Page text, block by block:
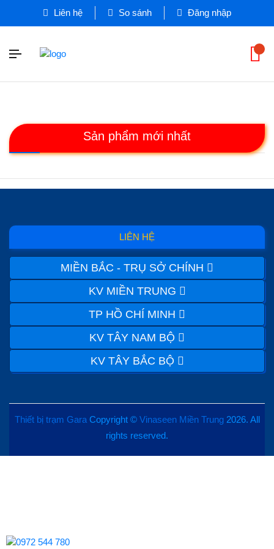
Liên hệ So sánh Đăng nhập
Sản phẩm mới nhất
LIÊN HỆ
MIỀN BẮC - TRỤ SỞ CHÍNH
KV MIỀN TRUNG
TP HỒ CHÍ MINH
KV TÂY NAM BỘ
KV TÂY BẮC BỘ
Thiết bị trạm GaraCopyright © Vinaseen Miền Trung2026. All
rights reserved.